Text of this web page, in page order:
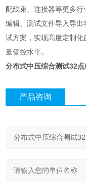
配线束、连接器等更多
编辑、测试文件导入导
试方案，实现高度定制
量管控水平。
分布式中压综合测试32
产品咨询